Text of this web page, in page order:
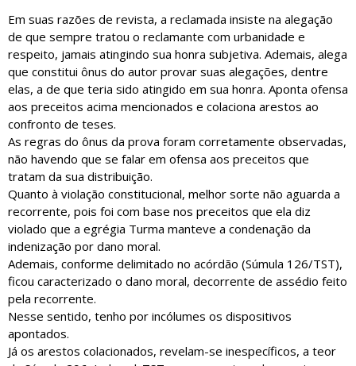
Em suas razões de revista, a reclamada insiste na alegação
de que sempre tratou o reclamante com urbanidade e
respeito, jamais atingindo sua honra subjetiva. Ademais, alega
que constitui ônus do autor provar suas alegações, dentre
elas, a de que teria sido atingido em sua honra. Aponta ofensa
aos preceitos acima mencionados e colaciona arestos ao
confronto de teses.
As regras do ônus da prova foram corretamente observadas,
não havendo que se falar em ofensa aos preceitos que
tratam da sua distribuição.
Quanto à violação constitucional, melhor sorte não aguarda a
recorrente, pois foi com base nos preceitos que ela diz
violado que a egrégia Turma manteve a condenação da
indenização por dano moral.
Ademais, conforme delimitado no acórdão (Súmula 126/TST),
ficou caracterizado o dano moral, decorrente de assédio feito
pela recorrente.
Nesse sentido, tenho por incólumes os dispositivos
apontados.
Já os arestos colacionados, revelam-se inespecíficos, a teor